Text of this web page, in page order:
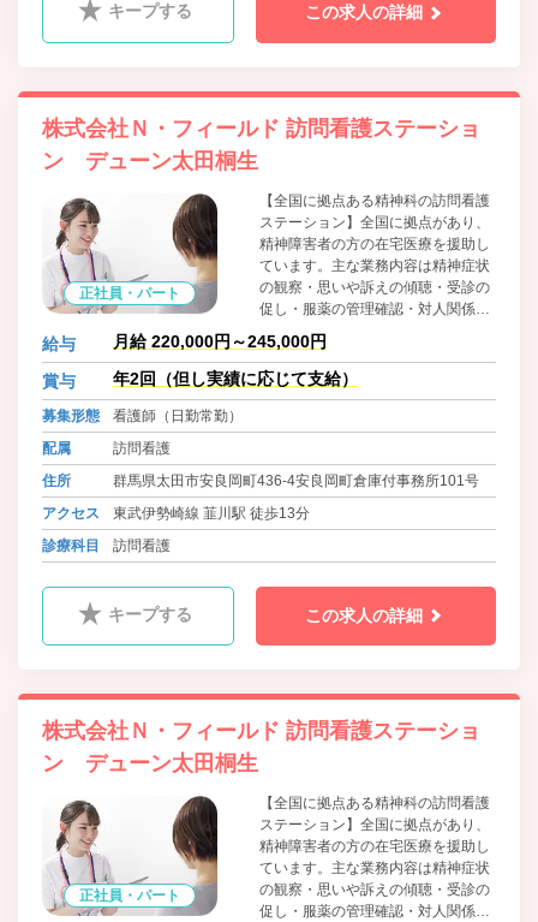
キープする この求人の詳細
株式会社Ｎ・フィールド 訪問看護ステーショ
ン デューン太田桐生
正社員・パート
【全国に拠点ある精神科の訪問看護
ステーション】全国に拠点があり、
精神障害者の方の在宅医療を援助し
ています。主な業務内容は精神症状
の観察・思いや訴えの傾聴・受診の
促し・服薬の管理確認・対人関係日
常生活の支援です。今後も全国に拠
点を増やしていき、看護師の管理者
の登用も積極的に行なって参りま
給与 月給 220,000円～245,000円
賞与 年2回（但し実績に応じて支給）
募集形態
看護師（日勤常勤）
配属
訪問看護
住所
群馬県太田市安良岡町436-4安良岡町倉庫付事務所101号
アクセス
東武伊勢崎線 韮川駅 徒歩13分
診療科目
訪問看護
キープする この求人の詳細
株式会社Ｎ・フィールド 訪問看護ステーショ
ン デューン太田桐生
正社員・パート
【全国に拠点ある精神科の訪問看護
ステーション】全国に拠点があり、
精神障害者の方の在宅医療を援助し
ています。主な業務内容は精神症状
の観察・思いや訴えの傾聴・受診の
促し・服薬の管理確認・対人関係日